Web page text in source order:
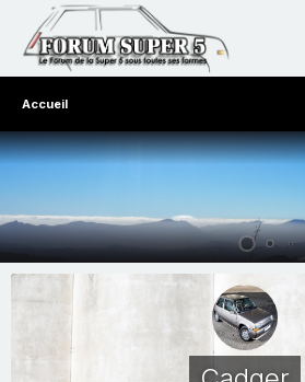
Accueil